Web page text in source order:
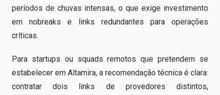
períodos de chuvas intensas, o que exige investimento
em nobreaks e links redundantes para operações
críticas.
Para startups ou squads remotos que pretendem se
estabelecer em Altamira, a recomendação técnica é clara:
contratar dois links de provedores distintos,